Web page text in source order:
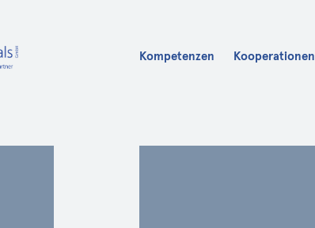
Kompetenzen Kooperationen